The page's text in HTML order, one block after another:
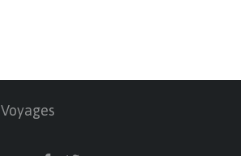
Voyages